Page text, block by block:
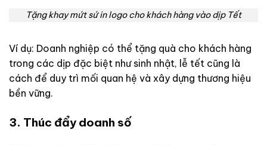
Tặng khay mứt sứ in logo cho khách hàng vào dịp Tết
Ví dụ: Doanh nghiệp có thể tặng quà cho khách hàng
trong các dịp đặc biệt như sinh nhật, lễ tết cũng là
cách để duy trì mối quan hệ và xây dựng thương hiệu
bền vững.
3. Thúc đẩy doanh số